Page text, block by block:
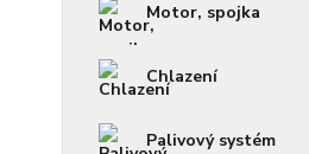
Motor, spojka
Chlazení
Palivový systém